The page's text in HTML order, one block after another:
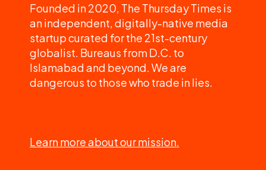
Founded in 2020, The Thursday Times is
an independent, digitally-native media
startup curated for the 21st-century
globalist. Bureaus from D.C. to
Islamabad and beyond. We are
dangerous to those who trade in lies.
Learn more about our mission.